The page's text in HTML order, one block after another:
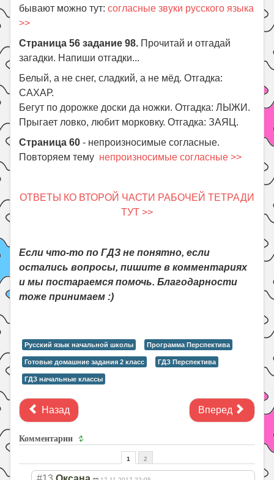
бывают можно тут:согласные звуки русского языка
>>
Страница 56 задание 98. Прочитай и отгадай
загадки. Напиши отгадки...
Белый, а не снег, сладкий, а не мёд. Отгадка:
САХАР.
Бегут по дорожке доски да ножки. Отгадка: ЛЫЖИ.
Прыгает ловко, любит морковку. Отгадка: ЗАЯЦ.
Страница 60 - непроизносимые согласные.
Повторяем тему непроизносимые согласные >>
ОТВЕТЫ КО ВТОРОЙ ЧАСТИ РАБОЧЕЙ ТЕТРАДИ
ТУТ >>
Если что-то по ГДЗ не понятно, если
остались вопросы, пишите в комментариях
и мы постараемся помочь. Благодарности
тоже принимаем :)
Русский язык начальной школы Программа Перспектива
Готовые домашние задания 2 класс ГДЗ Перспектива
ГДЗ начальные классы
Назад Вперед
Комментарии
1 2